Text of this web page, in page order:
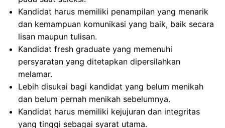
Kandidat harus memiliki penampilan yang menarik
dan kemampuan komunikasi yang baik, baik secara
lisan maupun tulisan.
Kandidat fresh graduate yang memenuhi
persyaratan yang ditetapkan dipersilahkan
melamar.
Lebih disukai bagi kandidat yang belum menikah
dan belum pernah menikah sebelumnya.
Kandidat harus memiliki kejujuran dan integritas
yang tinggi sebagai syarat utama.